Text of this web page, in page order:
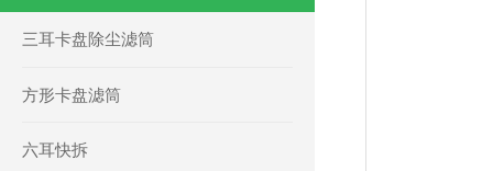
三耳卡盘除尘滤筒
方形卡盘滤筒
六耳快拆